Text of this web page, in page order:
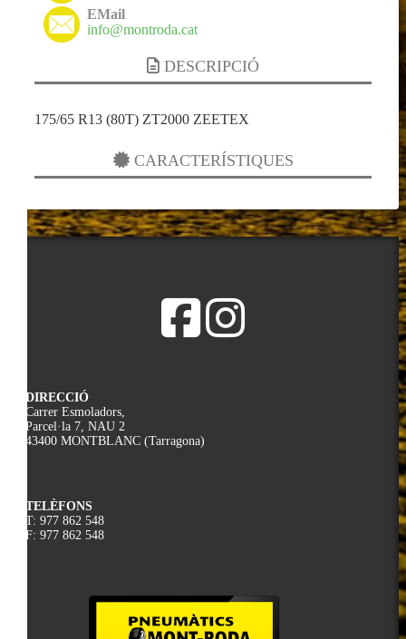
EMail
info@montroda.cat
DESCRIPCIÓ
175/65 R13 (80T) ZT2000 ZEETEX
CARACTERÍSTIQUES
DIRECCIÓ
Carrer Esmoladors,
Parcel·la 7, NAU 2
43400 MONTBLANC (Tarragona)
TELÈFONS
T: 977 862 548
F: 977 862 548